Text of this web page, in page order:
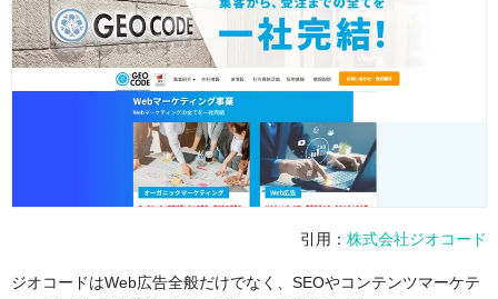
イトURL
PLAN-Bマーケティングパートナーズ：
www.pbmp.co.jp/
事例・実績 リスティング広告の事例ページ
引用： 株式会社ジオコード
ジオコードはWeb広告全般だけでなく、SEOやコンテンツマーケテ